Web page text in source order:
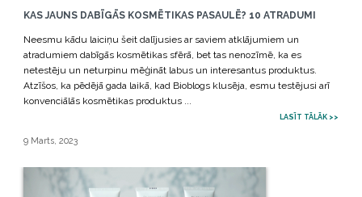
KAS JAUNS DABĪGĀS KOSMĒTIKAS PASAULĒ? 10 ATRADUMI
Neesmu kādu laiciņu šeit dalījusies ar saviem atklājumiem un
atradumiem dabīgās kosmētikas sfērā, bet tas nenozīmē, ka es
netestēju un neturpinu mēģināt labus un interesantus produktus.
Atzīšos, ka pēdējā gada laikā, kad Bioblogs klusēja, esmu testējusi arī
konvenciālās kosmētikas produktus ...
LASĪT TĀLĀK >>
9 Marts, 2023